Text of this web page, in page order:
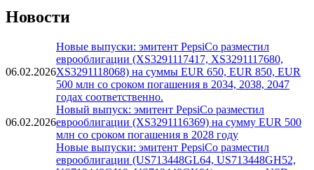
Новости
06.02.2026
Новые выпуски: эмитент PepsiCo разместил
еврооблигации (XS3291117417, XS3291117680,
XS3291118068) на суммы EUR 650, EUR 850, EUR
500 млн со сроком погашения в 2034, 2038, 2047
годах соответственно.
06.02.2026
Новый выпуск: эмитент PepsiCo разместил
еврооблигации (XS3291116369) на сумму EUR 500
млн со сроком погашения в 2028 году
Новые выпуски: эмитент PepsiCo разместил
еврооблигации (US713448GL64, US713448GH52,